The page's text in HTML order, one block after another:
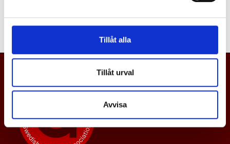
Tillåt alla
Tillåt urval
Avvisa